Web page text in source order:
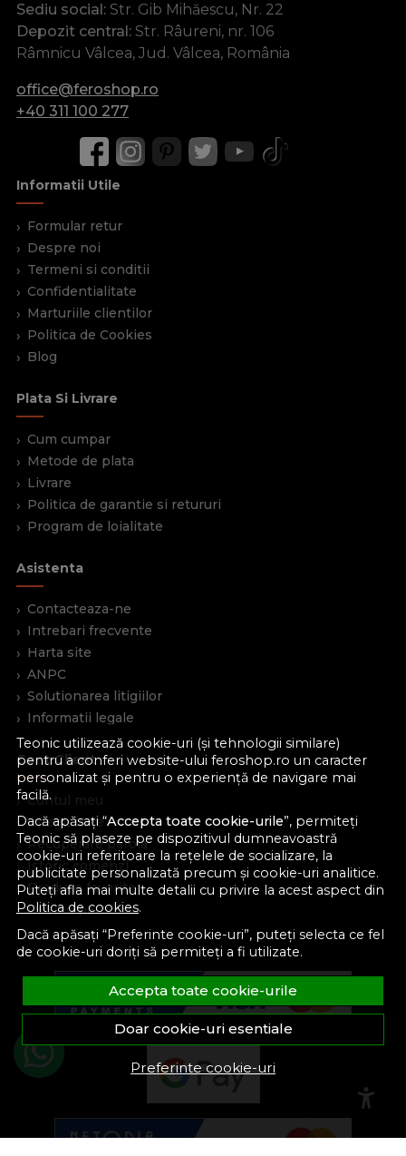
Teonic utilizează cookie-uri (și tehnologii similare)
pentru a conferi website-ului feroshop.ro un caracter
personalizat și pentru o experiență de navigare mai
facilă.
Dacă apăsați “Accepta toate cookie-urile”, permiteți
Teonic să plaseze pe dispozitivul dumneavoastră
cookie-uri referitoare la rețelele de socializare, la
publicitate personalizată precum și cookie-uri analitice.
Puteți afla mai multe detalii cu privire la acest aspect din
Politica de cookies.
Dacă apăsați “Preferinte cookie-uri”, puteți selecta ce fel
de cookie-uri doriți să permiteți a fi utilizate.
Accepta toate cookie-urile
Doar cookie-uri esentiale
Preferinte cookie-uri
Sediu social: Str. Gib Mihăescu, Nr. 22
Depozit central: Str. Râureni, nr. 106
Râmnicu Vâlcea, Jud. Vâlcea, România
office@feroshop.ro
+40 311 100 277
Informatii Utile
Formular retur
Despre noi
Termeni si conditii
Confidentialitate
Marturiile clientilor
Politica de Cookies
Blog
Plata Si Livrare
Cum cumpar
Metode de plata
Livrare
Politica de garantie si retururi
Program de loialitate
Asistenta
Contacteaza-ne
Intrebari frecvente
Harta site
ANPC
Solutionarea litigiilor
Informatii legale
Cont Client
Contul meu
Inregistrare
Recuperare parola
Istoric comenzi
Produse favorite
Devino partener